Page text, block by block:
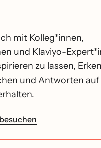
mit Kolleg*innen,
und Klaviyo-
zu lassen,
und Antworten auf